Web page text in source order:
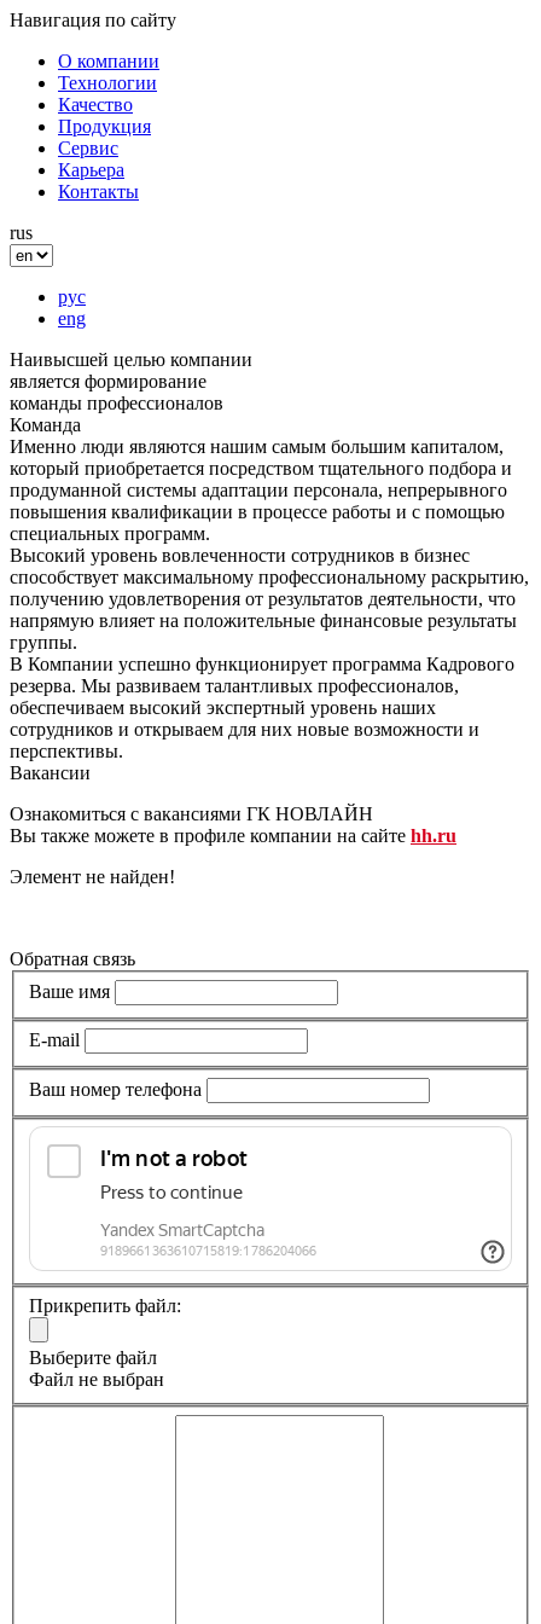
Навигация по сайту
О компании
Технологии
Качество
Продукция
Сервис
Карьера
Контакты
rus
рус
eng
Наивысшей целью компании
является формирование
команды профессионалов
Команда
Именно люди являются нашим самым большим капиталом,
который приобретается посредством тщательного подбора и
продуманной системы адаптации персонала, непрерывного
повышения квалификации в процессе работы и с помощью
специальных программ.
Высокий уровень вовлеченности сотрудников в бизнес
способствует максимальному профессиональному раскрытию,
получению удовлетворения от результатов деятельности, что
напрямую влияет на положительные финансовые результаты
группы.
В Компании успешно функционирует программа Кадрового
резерва. Мы развиваем талантливых профессионалов,
обеспечиваем высокий экспертный уровень наших
сотрудников и открываем для них новые возможности и
перспективы.
Вакансии
Ознакомиться с вакансиями ГК НОВЛАЙН
Вы также можете в профиле компании на сайте hh.ru
Элемент не найден!
Обратная связь
Ваше имя
E-mail
Ваш номер телефона
Прикрепить файл:
Выберите файл
Файл не выбран